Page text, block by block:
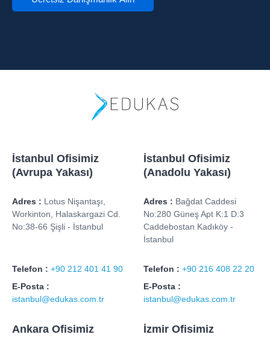
İstanbul Ofisimiz
(Avrupa Yakası)
Adres : Lotus Nişantaşı,
Workinton, Halaskargazi Cd.
No:38-66 Şişli - İstanbul
Telefon : +90 212 401 41 90
E-Posta :
istanbul@edukas.com.tr
İstanbul Ofisimiz
(Anadolu Yakası)
Adres : Bağdat Caddesi
No:280 Güneş Apt K:1 D:3
Caddebostan Kadıköy -
İstanbul
Telefon : +90 216 408 22 20
E-Posta :
istanbul@edukas.com.tr
Ankara Ofisimiz İzmir Ofisimiz